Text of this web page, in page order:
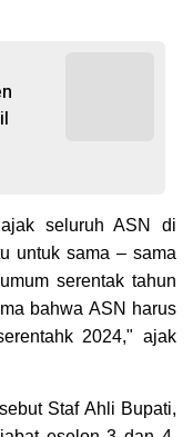
seluruh ASN di
untuk sama – sama
serentak tahun
bahwa ASN harus
2024," ajak
Staf Ahli Bupati,